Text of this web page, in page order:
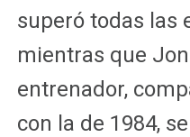
superó todas las
mientras que
entrenador,
con la de 1984,